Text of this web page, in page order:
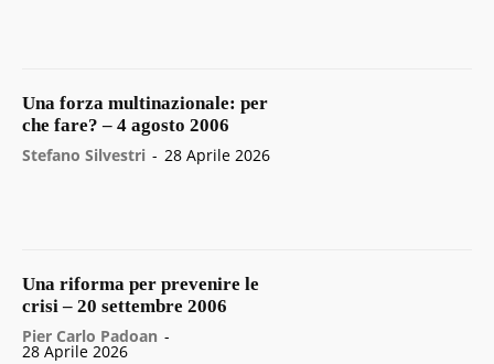
Una forza multinazionale: per
che fare? – 4 agosto 2006
Stefano Silvestri - 28 Aprile 2026
Una riforma per prevenire le
crisi – 20 settembre 2006
Pier Carlo Padoan -
28 Aprile 2026